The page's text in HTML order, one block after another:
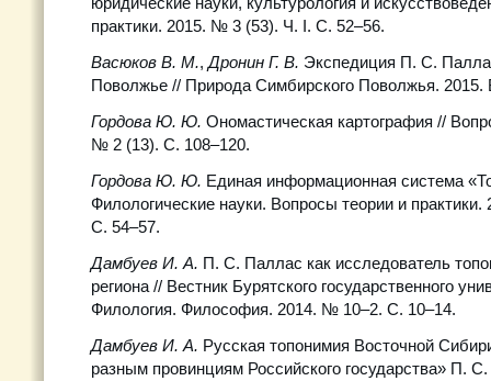
практики. 2015. № 3 (53). Ч. I. С. 52–56.
Васюков В. М.,Дронин Г. В. Экспедиция П. С.
Поволжье // Природа Симбирского Поволжья.
Гордова Ю. Ю. Ономастическая картография //
№ 2 (13). С. 108–120.
Гордова Ю. Ю. Единая информационная система
Филологические науки. Вопросы теории и
C. 54–57.
Дамбуев И. А. П. С. Паллас как исследователь
региона // Вестник Бурятского государственного
Филология. Философия. 2014. № 10–2. С. 10–14.
Дамбуев И. А. Русская топонимия Восточной
разным провинциям Российского государства» П.